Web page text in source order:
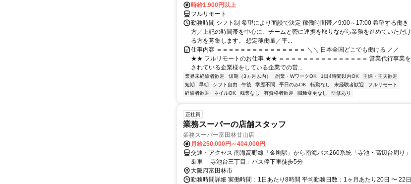
時給1,900円以上
フルリモート
勤務時間 シフト制 希望により面談で決定 稼働時間帯／9:00～17:00 希望する働き
方／上記の時間帯を中心に、チームと密に連携を取りながら業務を進めていただけ
る方を募集します。 想定稼働量／平...
仕事内容 ＝＝＝＝＝＝＝＝＝＝＝＝＝＝＝ ＼＼ 日本全国どこでも働ける ／／
★★ フルリモートのお仕事 ★★ ＝＝＝＝＝＝＝＝＝＝＝＝＝＝＝ 営業代行事業を
されている企業様をしている企業での営...
業界未経験者歓迎 短期（3ヵ月以内） 副業・WワークOK 1日4時間以内OK
主婦・主夫歓迎
短期
早朝 シフト自由 午後 学歴不問 平日のみOK 転勤なし 未経験者歓迎
フルリモート
経験者歓迎
ネイルOK 残業なし 有資格者歓迎 職種変更なし 研修あり
正社員
業務スーパーの店舗スタッフ
業務スーパー富田林廿山店
月給250,000円～404,000円
交通・アクセス 南海高野線「金剛駅」から南海バス260系統「寺池・高辺台周り」
乗車 「寺池台三丁目」バス停下車徒歩5分
大阪府富田林市
勤務時間詳細 実働時間：1日あたり8時間 平均勤務日数：1ヶ月あたり20日 〜 22日